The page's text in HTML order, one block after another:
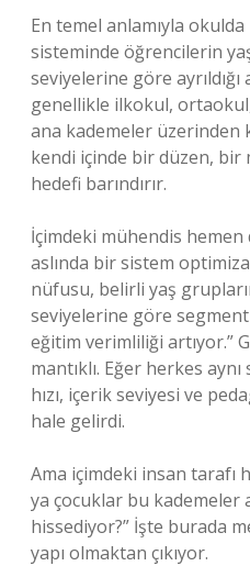
En temel anlamıyla
sisteminde öğrencilerin
seviyelerine göre ayrıldığı
genellikle ilkokul,
ana kademeler üzerinden
kendi içinde bir düzen,
hedefi barındırır.
İçimdeki mühendis hemen
aslında bir sistem
nüfusu, belirli yaş
seviyelerine göre
eğitim verimliliği artıyor.”
mantıklı. Eğer herkes
hızı, içerik seviyesi ve
hale gelirdi.
Ama içimdeki insan tarafı
ya çocuklar bu kademeler
hissediyor?” İşte burada
yapı olmaktan çıkıyor.